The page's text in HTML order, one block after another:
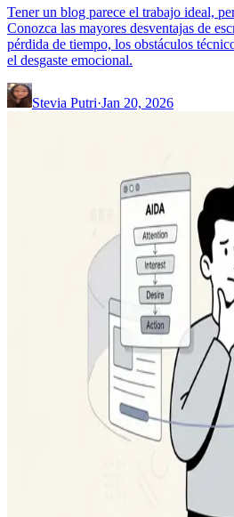
Tener un blog parece el trabajo ideal,
Conozca las mayores desventajas de
pérdida de tiempo, los obstáculos
el desgaste emocional.
Stevia Putri·Jan 20, 2026